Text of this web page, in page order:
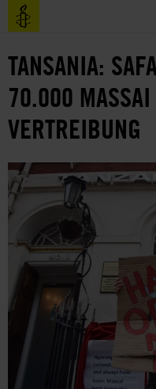
Direkt
zum
Benutzermenü
TANSANIA:
70.000 MASSAI
VERTREIBUNG